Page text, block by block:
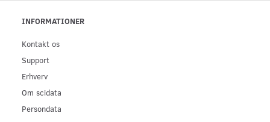
INFORMATIONER
Kontakt os
Support
Erhverv
Om scidata
Persondata